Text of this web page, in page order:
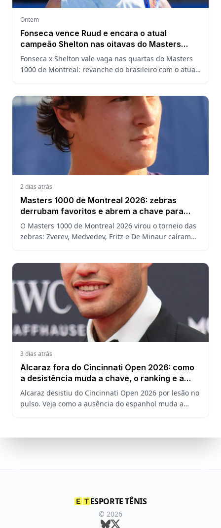
Ontem
Fonseca vence Ruud e encara o atual
campeão Shelton nas oitavas do Masters
1000 de Montreal
Fonseca x Shelton vale vaga nas quartas do Masters
1000 de Montreal: revanche do brasileiro com o atual
2 dias atrás
Masters 1000 de Montreal 2026: zebras
derrubam favoritos e abrem a chave para
João Fonseca
O Masters 1000 de Montreal 2026 virou o torneio das
zebras: Zverev, Medvedev, Fritz e De Minaur caíram
3 dias atrás
Alcaraz fora do Cincinnati Open 2026: como
a desistência muda a chave, o ranking e a
defesa do US Open
Alcaraz desistiu do Cincinnati Open 2026 por lesão no
pulso. Veja como a ausência do espanhol muda a
ESPORTE TÊNIS
© 2026